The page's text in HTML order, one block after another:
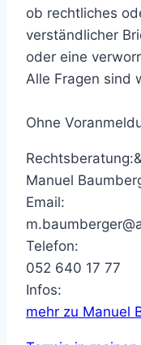
ob rechtliches
verständlicher
oder eine
Alle Fragen sind
Ohne
Manuel
Email:
Telefon:
052 640 17 77
Infos:
mehr zu Manuel